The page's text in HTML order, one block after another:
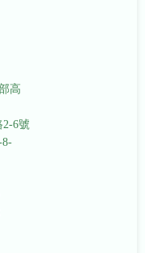
高
2-6號
8-